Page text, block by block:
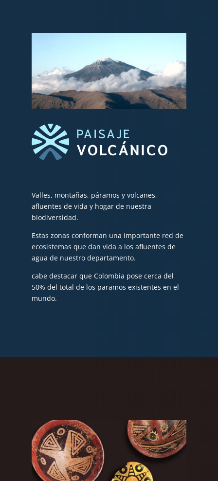
PAISAJE
VOLCÁNICO
Valles, montañas, páramos y volcanes,
afluentes de vida y hogar de nuestra
biodiversidad.
Estas zonas conforman una importante red de
ecosistemas que dan vida a los afluentes de
agua de nuestro departamento.
cabe destacar que Colombia pose cerca del
50% del total de los paramos existentes en el
mundo.